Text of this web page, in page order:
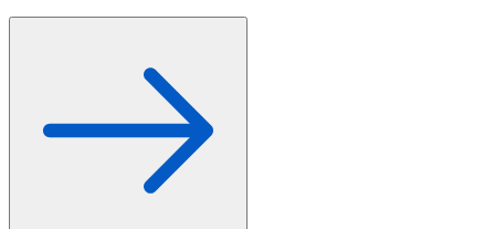
Vai al negozio di carte regalo